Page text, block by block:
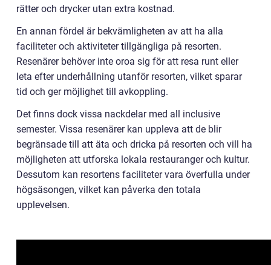
rätter och drycker utan extra kostnad.
En annan fördel är bekvämligheten av att ha alla
faciliteter och aktiviteter tillgängliga på resorten.
Resenärer behöver inte oroa sig för att resa runt eller
leta efter underhållning utanför resorten, vilket sparar
tid och ger möjlighet till avkoppling.
Det finns dock vissa nackdelar med all inclusive
semester. Vissa resenärer kan uppleva att de blir
begränsade till att äta och dricka på resorten och vill ha
möjligheten att utforska lokala restauranger och kultur.
Dessutom kan resortens faciliteter vara överfulla under
högsäsongen, vilket kan påverka den totala
upplevelsen.